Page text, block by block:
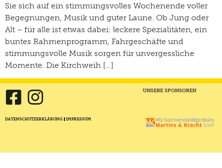
Sie sich auf ein stimmungsvolles Wochenende voller
Begegnungen, Musik und guter Laune. Ob Jung oder
Alt – für alle ist etwas dabei: leckere Spezialitäten, ein
buntes Rahmenprogramm, Fahrgeschäfte und
stimmungsvolle Musik sorgen für unvergessliche
Momente. Die Kirchweih […]
DATENSCHUTZERKLÄRUNG IMPRESSUM
UNSERE SPONSOREN